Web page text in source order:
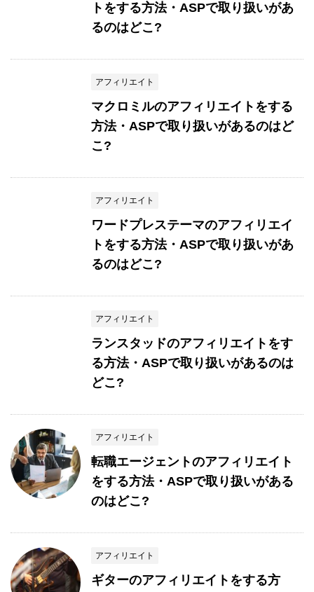
トをする方法・ASPで取り扱いがあ
るのはどこ?
アフィリエイト
マクロミルのアフィリエイトをする
方法・ASPで取り扱いがあるのはど
こ?
アフィリエイト
ワードプレステーマのアフィリエイ
トをする方法・ASPで取り扱いがあ
るのはどこ?
アフィリエイト
ランスタッドのアフィリエイトをす
る方法・ASPで取り扱いがあるのは
どこ?
アフィリエイト
転職エージェントのアフィリエイト
をする方法・ASPで取り扱いがある
のはどこ?
アフィリエイト
ギターのアフィリエイトをする方